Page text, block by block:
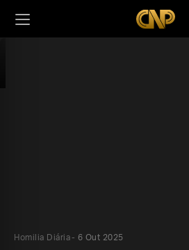
Homilia Diária 6 Out 2025